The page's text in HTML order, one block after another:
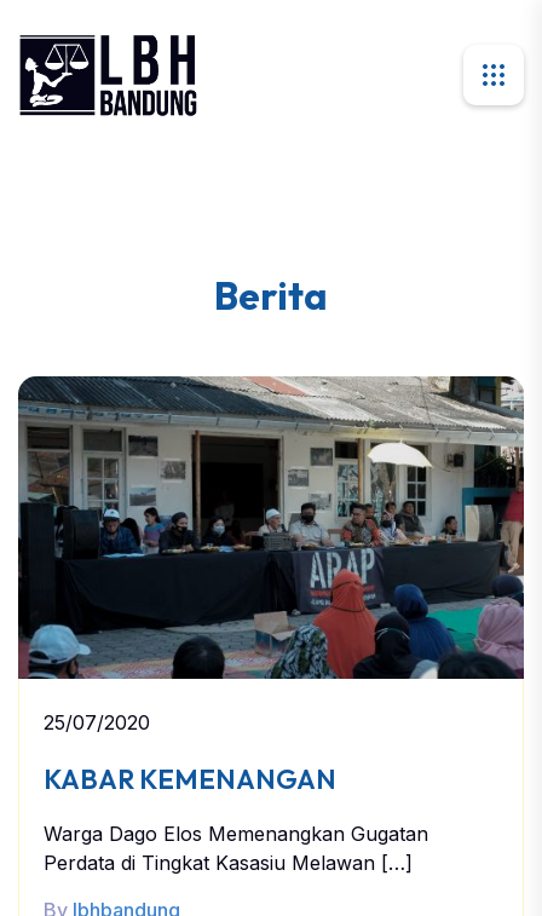
Berita
25/07/2020
KABAR KEMENANGAN
Warga Dago Elos Memenangkan Gugatan
Perdata di Tingkat Kasasiu Melawan […]
By lbhbandung